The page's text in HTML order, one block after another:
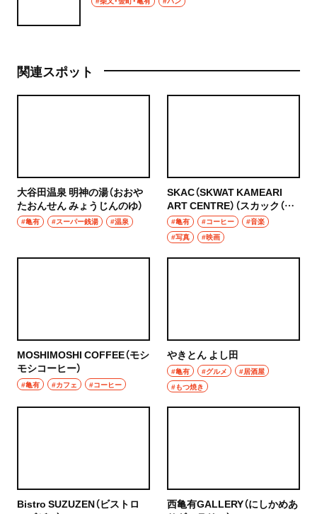
関連スポット
大谷田温泉 明神の湯（おおや
たおんせん みょうじんのゆ）
#亀有 #スーパー銭湯 #温泉
SKAC（SKWAT KAMEARI
ART CENTRE）（スカック（ス
クワット カメアリ アートセン
ター））
#亀有 #コーヒー
#音楽
#写真
#映画
MOSHIMOSHI COFFEE（モシ
モシコーヒー）
#亀有 #カフェ #コーヒー
やきとん よし田
#亀有 #グルメ
#居酒屋
#もつ焼き
Bistro SUZUZEN（ビストロ
西亀有GALLERY（にしかめあ